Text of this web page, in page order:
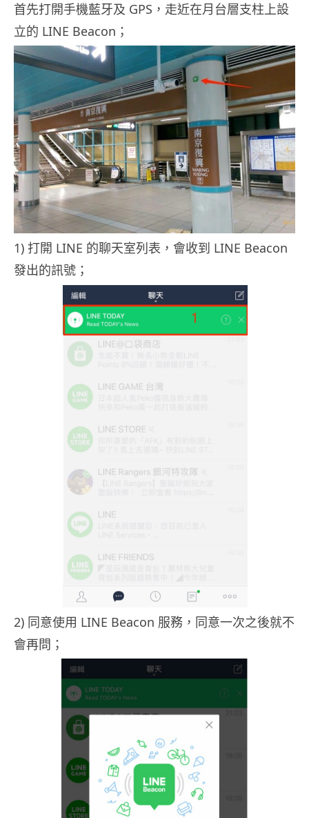
首先打開手機藍牙及 GPS，走近在月台層支柱上設
立的 LINE Beacon；
1) 打開 LINE 的聊天室列表，會收到 LINE Beacon
發出的訊號；
2) 同意使用 LINE Beacon 服務，同意一次之後就不
會再問；